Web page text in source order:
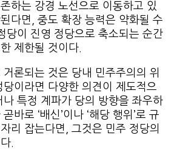
하는 강경 노선으로 이동하고 있
다면, 중도 확장 능력은 약화될 수
당이 진영 정당으로 축소되는 순간
제한될 것이다.
론되는 것은 당내 민주주의의 위
이라면 다양한 의견이 제도적으
특정 계파가 당의 방향을 좌우하
바로 ‘배신’이나 ‘해당 행위’로 규
리 잡는다면, 그것은 민주 정당의
.